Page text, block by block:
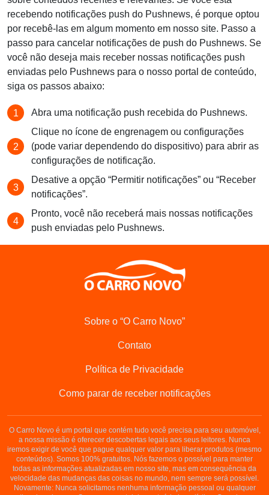
recebendo notificações push do Pushnews, é porque optou
por recebê-las em algum momento em nosso site. Passo a
passo para cancelar notificações de push do Pushnews. Se
você não deseja mais receber nossas notificações push
enviadas pelo Pushnews para o nosso portal de conteúdo,
siga os passos abaixo:
Abra uma notificação push recebida do Pushnews.
Clique no ícone de engrenagem ou configurações
(pode variar dependendo do dispositivo) para abrir as
configurações de notificação.
Desative a opção “Permitir notificações” ou “Receber
notificações”.
Pronto, você não receberá mais nossas notificações
push enviadas pelo Pushnews.
Sobre o “O Carro Novo”
Contato
Política de Privacidade
Como parar de receber notificações
O Carro Novo é um portal que contém tudo você precisa para seu automóvel,
a nossa missão é oferecer descobertas legais aos seus leitores. Nunca
iremos exigir de você que pague qualquer valor para liberar produtos (mesmo
conteúdos). Somos 100% gratuitos. Nós fazemos o possível para manter
todas as informações atualizadas em nosso site, mas em consequência da
velocidade das mudanças das coisas no mundo, nem sempre será possível.
Novamente: Nunca solicitamos nenhuma informação pessoal ou qualquer